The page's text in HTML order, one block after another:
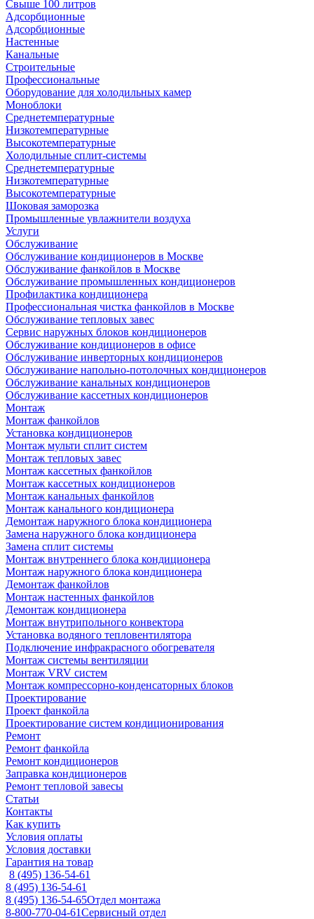
Свыше 100 литров
Адсорбционные
Адсорбционные
Настенные
Канальные
Строительные
Профессиональные
Оборудование для холодильных камер
Моноблоки
Среднетемпературные
Низкотемпературные
Высокотемпературные
Холодильные сплит-системы
Среднетемпературные
Низкотемпературные
Высокотемпературные
Шоковая заморозка
Промышленные увлажнители воздуха
Услуги
Обслуживание
Обслуживание кондиционеров в Москве
Обслуживание фанкойлов в Москве
Обслуживание промышленных кондиционеров
Профилактика кондиционера
Профессиональная чистка фанкойлов в Москве
Обслуживание тепловых завес
Сервис наружных блоков кондиционеров
Обслуживание кондиционеров в офисе
Обслуживание инверторных кондиционеров
Обслуживание напольно-потолочных кондиционеров
Обслуживание канальных кондиционеров
Обслуживание кассетных кондиционеров
Монтаж
Монтаж фанкойлов
Установка кондиционеров
Монтаж мульти сплит систем
Монтаж тепловых завес
Монтаж кассетных фанкойлов
Монтаж кассетных кондиционеров
Монтаж канальных фанкойлов
Монтаж канального кондиционера
Демонтаж наружного блока кондиционера
Замена наружного блока кондиционера
Замена сплит системы
Монтаж внутреннего блока кондиционера
Монтаж наружного блока кондиционера
Демонтаж фанкойлов
Монтаж настенных фанкойлов
Демонтаж кондиционера
Монтаж внутрипольного конвектора
Установка водяного тепловентилятора
Подключение инфракрасного обогревателя
Монтаж системы вентиляции
Монтаж VRV систем
Монтаж компрессорно-конденсаторных блоков
Проектирование
Проект фанкойла
Проектирование систем кондиционирования
Ремонт
Ремонт фанкойла
Ремонт кондиционеров
Заправка кондиционеров
Ремонт тепловой завесы
Статьи
Контакты
Как купить
Условия оплаты
Условия доставки
Гарантия на товар
8 (495) 136-54-61
8 (495) 136-54-61
8 (495) 136-54-65Отдел монтажа
8-800-770-04-61Сервисный отдел